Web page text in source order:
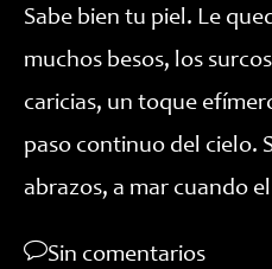
Sabe bien tu piel. Le
muchos besos, los
caricias, un toque
paso continuo del cielo.
abrazos, a mar cuando
Sin comentarios